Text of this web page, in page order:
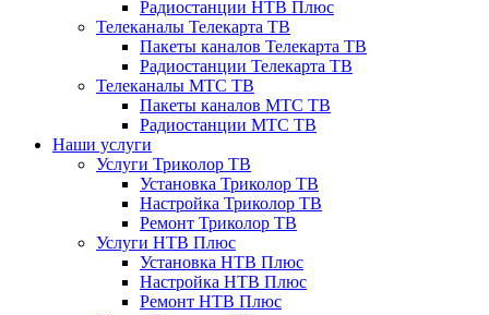
Радиостанции НТВ Плюс
Телеканалы Телекарта ТВ
Пакеты каналов Телекарта ТВ
Радиостанции Телекарта ТВ
Телеканалы МТС ТВ
Пакеты каналов МТС ТВ
Радиостанции МТС ТВ
Наши услуги
Услуги Триколор ТВ
Установка Триколор ТВ
Настройка Триколор ТВ
Ремонт Триколор ТВ
Услуги НТВ Плюс
Установка НТВ Плюс
Настройка НТВ Плюс
Ремонт НТВ Плюс